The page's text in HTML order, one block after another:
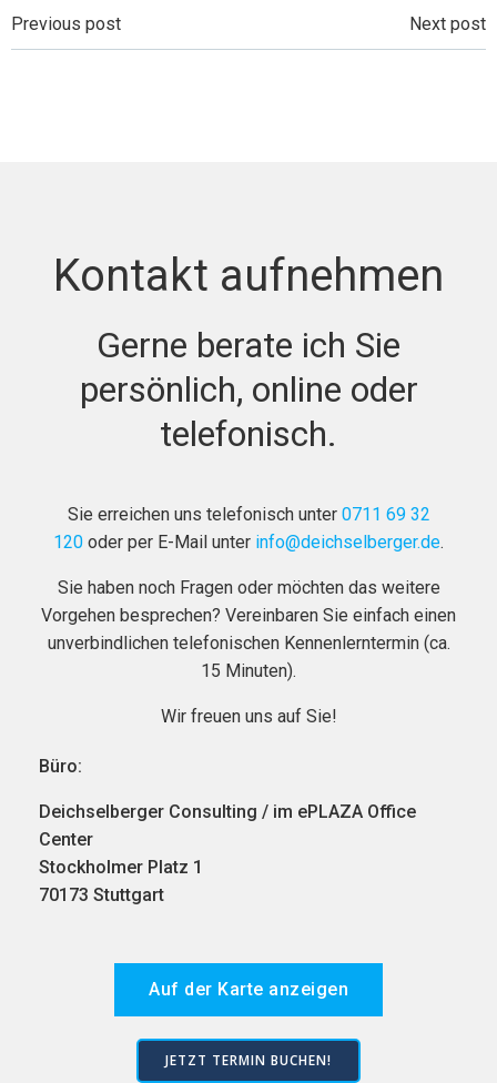
Beitragsnavigation
Previous post Next post
Kontakt aufnehmen
Gerne berate ich Sie
persönlich, online oder
telefonisch.
Sie erreichen uns telefonisch unter 0711 69 32
120 oder per E-Mail unter info@deichselberger.de.
Sie haben noch Fragen oder möchten das weitere
Vorgehen besprechen? Vereinbaren Sie einfach einen
unverbindlichen telefonischen Kennenlerntermin (ca.
15 Minuten).
Wir freuen uns auf Sie!
Büro:
Deichselberger Consulting / im ePLAZA Office
Center
Stockholmer Platz 1
70173 Stuttgart
Auf der Karte anzeigen
JETZT TERMIN BUCHEN!